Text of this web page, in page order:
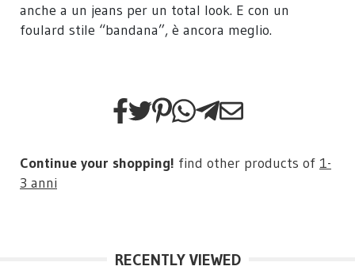
anche a un jeans per un total look. E con un
foulard stile “bandana”, è ancora meglio.
Continue your shopping! find other products of 1-
3 anni
RECENTLY VIEWED